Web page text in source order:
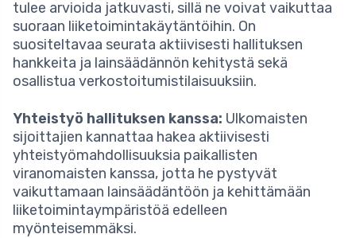
tulee arvioida jatkuvasti, sillä ne voivat vaikuttaa
suoraan liiketoimintakäytäntöihin. On
suositeltavaa seurata aktiivisesti hallituksen
hankkeita ja lainsäädännön kehitystä sekä
osallistua verkostoitumistilaisuuksiin.
Yhteistyö hallituksen kanssa: Ulkomaisten
sijoittajien kannattaa hakea aktiivisesti
yhteistyömahdollisuuksia paikallisten
viranomaisten kanssa, jotta he pystyvät
vaikuttamaan lainsäädäntöön ja kehittämään
liiketoimintaympäristöä edelleen
myönteisemmäksi.